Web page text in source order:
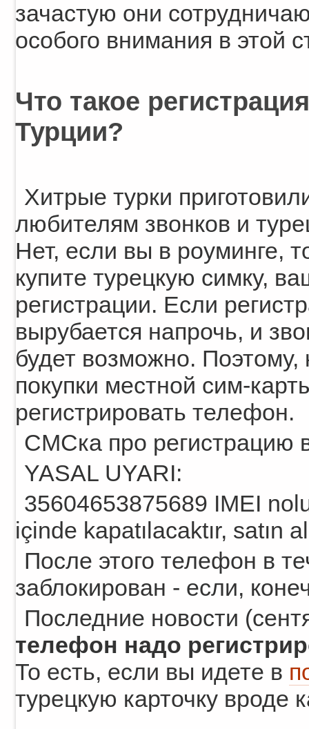
зачастую они
особого внимания в этой
Что такое
Турции?
Хитрые турки
любителям звонков и
Нет, если вы в роуминге,
купите турецкую симку,
регистрации. Если
вырубается напрочь, и
будет возможно.
покупки местной сим-
регистрировать телефон.
СМСка про регистрацию
YASAL UYARI:
35604653875689 IMEI
içinde kapatılacaktır, satın
После этого телефон в
заблокирован - если,
Последние новости
телефон надо
То есть, если вы идете в
турецкую карточку вроде